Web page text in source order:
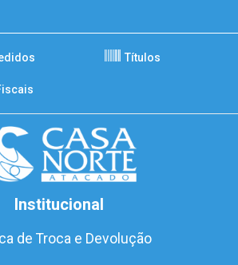
Títulos
Institucional
de Troca e Devolução